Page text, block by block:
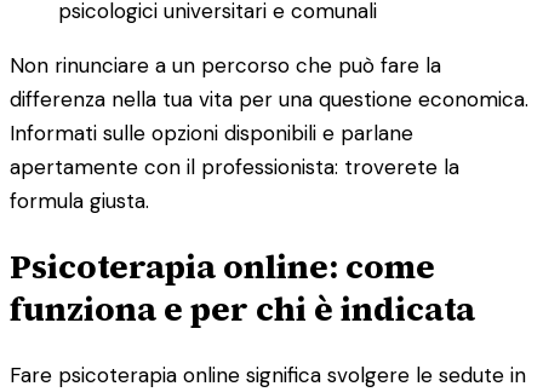
psicologici universitari e comunali
Non rinunciare a un percorso che può fare la
differenza nella tua vita per una questione economica.
Informati sulle opzioni disponibili e parlane
apertamente con il professionista: troverete la
formula giusta.
Psicoterapia online: come
funziona e per chi è indicata
Fare psicoterapia online significa svolgere le sedute in